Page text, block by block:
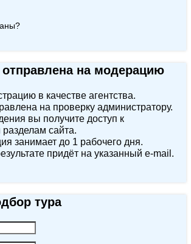
отправлена на модерацию
в качестве агентства.
на проверку администратору.
вы получите доступ к
сайта.
занимает до 1 рабочего дня.
придёт на указанный e‑mail.
тура